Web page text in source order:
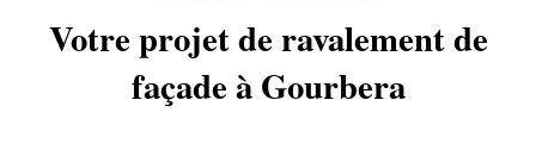
Votre projet de ravalement de
façade à Gourbera